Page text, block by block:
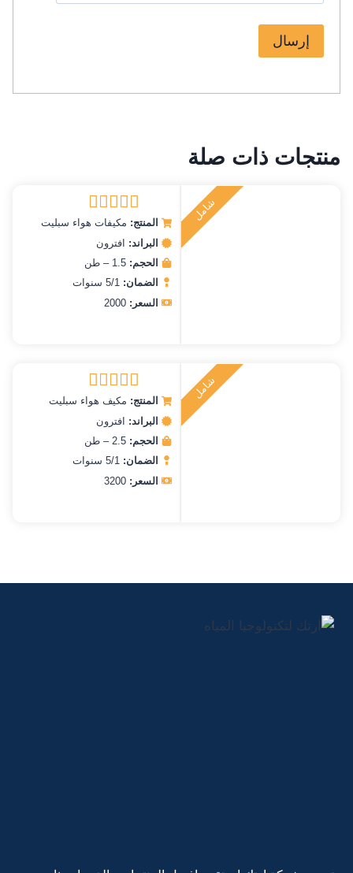
منتجات ذات صلة
ش
ا
م
ل
ت
ر
ك
ي
ب
تم التقييم
5.00من 5
المنتج: مكيفات هواء سبليت
البراند: افترون
الحجم: 1.5 – طن
الضمان: 5/1 سنوات
السعر: 2000
ش
ا
م
ل
ت
ر
ك
ي
ب
تم التقييم
5.00من 5
المنتج: مكيف هواء سبليت
البراند: افترون
الحجم: 2.5 – طن
الضمان: 5/1 سنوات
السعر: 3200